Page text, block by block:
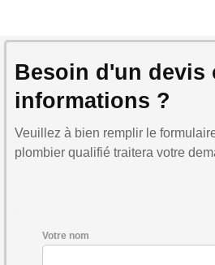
Besoin d'un devis
informations ?
Veuillez à bien remplir le
plombier qualifié traitera votre
Votre nom